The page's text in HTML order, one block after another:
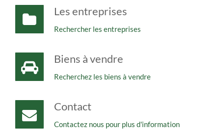
Les entreprises
Rechercher les entreprises
Biens à vendre
Recherchez les biens à vendre
Contact
Contactez nous pour plus d'information